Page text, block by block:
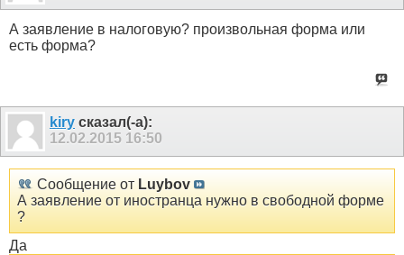
А заявление в налоговую? произвольная форма или
есть форма?
kiry сказал(-а):
12.02.2015 16:50
Сообщение от Luybov
А заявление от иностранца нужно в свободной форме
?
Да